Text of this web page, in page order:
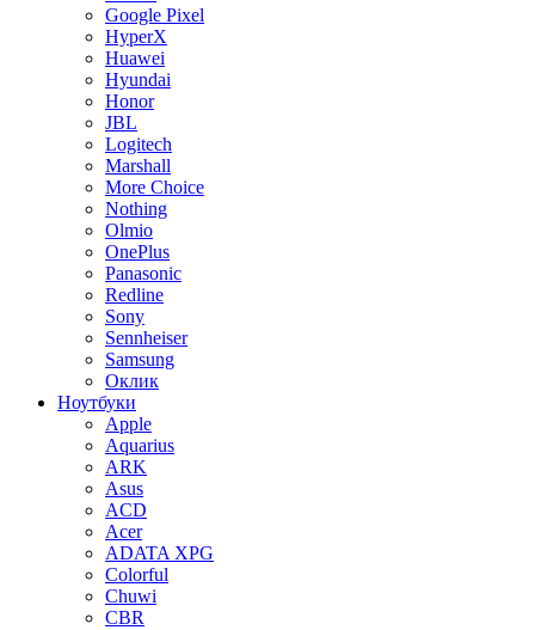
Google Pixel
HyperX
Huawei
Hyundai
Honor
JBL
Logitech
Marshall
More Choice
Nothing
Olmio
OnePlus
Panasonic
Redline
Sony
Sennheiser
Samsung
Оклик
Ноутбуки
Apple
Aquarius
ARK
Asus
ACD
Acer
ADATA XPG
Colorful
Chuwi
CBR